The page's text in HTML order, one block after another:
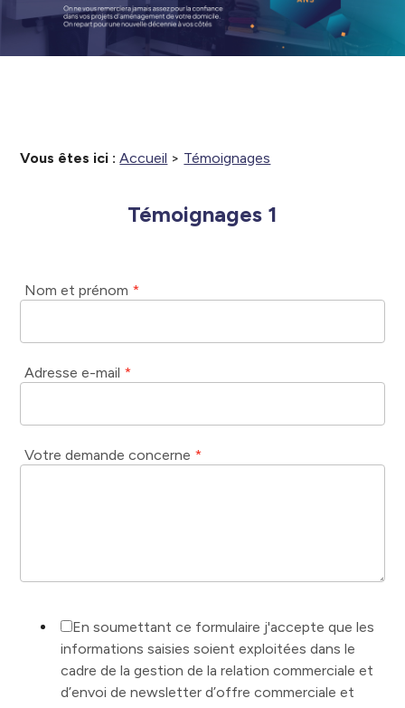
Vous êtes ici :Accueil > Témoignages
Témoignages 1
Nom et prénom *
Adresse e-mail *
Votre demande concerne *
En soumettant ce formulaire j'accepte que les
informations saisies soient exploitées dans le
cadre de la gestion de la relation commerciale et
d’envoi de newsletter d’offre commerciale et